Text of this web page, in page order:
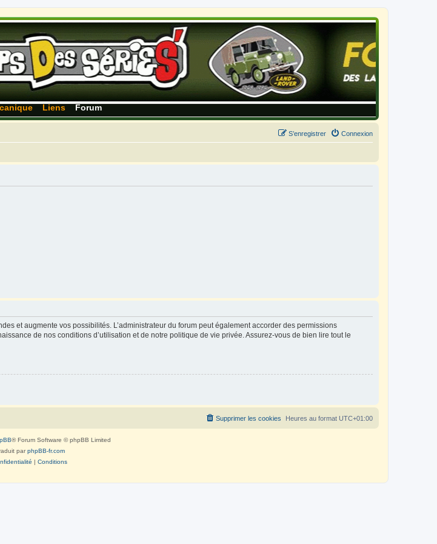
Liens Forum
Connexion
S’enregistrer
et augmente vos possibilités. L’administrateur du forum peut également accorder des permissions
de nos conditions d’utilisation et de notre politique de vie privée. Assurez-vous de bien lire tout le
Heures au format UTC+01:00
Supprimer les cookies
® Forum Software © phpBB Limited
parphpBB-fr.com
| Conditions